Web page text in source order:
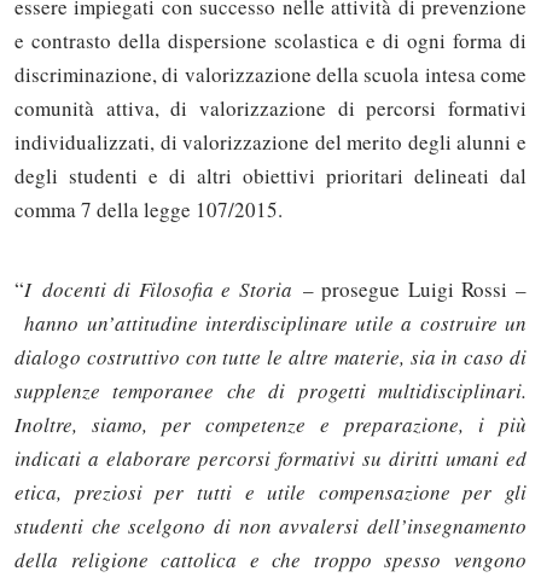
essere impiegati con successo nelle attività di prevenzione
e contrasto della dispersione scolastica e di ogni forma di
discriminazione, di valorizzazione della scuola intesa come
comunità attiva, di valorizzazione di percorsi formativi
individualizzati, di valorizzazione del merito degli alunni e
degli studenti e di altri obiettivi prioritari delineati dal
comma 7 della legge 107/2015.
“I docenti di Filosofia e Storia – prosegue Luigi Rossi –
hanno un’attitudine interdisciplinare utile a costruire un
dialogo costruttivo con tutte le altre materie, sia in caso di
supplenze temporanee che di progetti multidisciplinari.
Inoltre, siamo, per competenze e preparazione, i più
indicati a elaborare percorsi formativi su diritti umani ed
etica, preziosi per tutti e utile compensazione per gli
studenti che scelgono di non avvalersi dell’insegnamento
della religione cattolica e che troppo spesso vengono